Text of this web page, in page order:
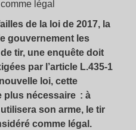
légal
de la loi de 2017, la
gouvernement les
tir, une enquête doit
par l’article L.435-1
loi, cette
plus nécessaire : à
son arme, le tir
comme légal.